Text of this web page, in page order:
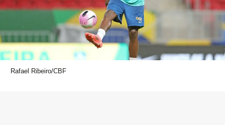
Rafael Ribeiro/CBF